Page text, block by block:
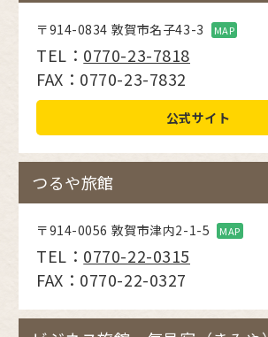
〒914-0834 敦賀市名子43-3 MAP
TEL： 0770-23-7818
FAX：0770-23-7832
公式サイト
つるや旅館
〒914-0056 敦賀市津内2-1-5 MAP
TEL： 0770-22-0315
FAX：0770-22-0327